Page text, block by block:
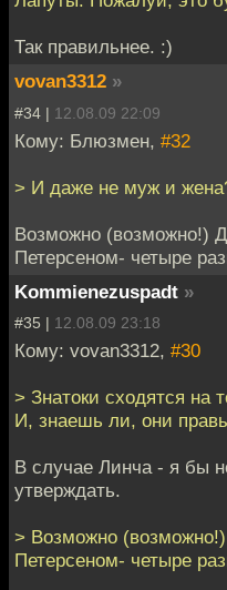
Так правильнее. :)
vovan3312 »
#34 | 12.08.09 22:09
Кому: Блюзмен, #32
> И даже не муж и
Возможно (возможно!)
Петерсеном- четыре
Kommienezuspadt »
#35 | 12.08.09 23:18
Кому: vovan3312, #30
> Знатоки сходятся на
И, знаешь ли, они
В случае Линча - я бы
утверждать.
> Возможно
Петерсеном- четыре